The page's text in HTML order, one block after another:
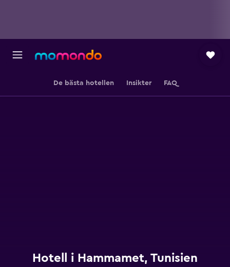
De bästa hotellen Insikter FAQ
Hotell i Hammamet, Tunisien